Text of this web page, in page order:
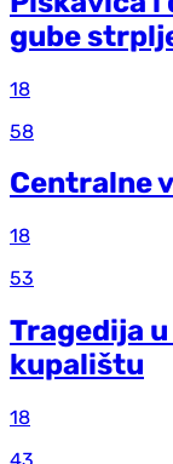
gube
18
58
Centralne
18
53
Tragedija
kupalištu
18